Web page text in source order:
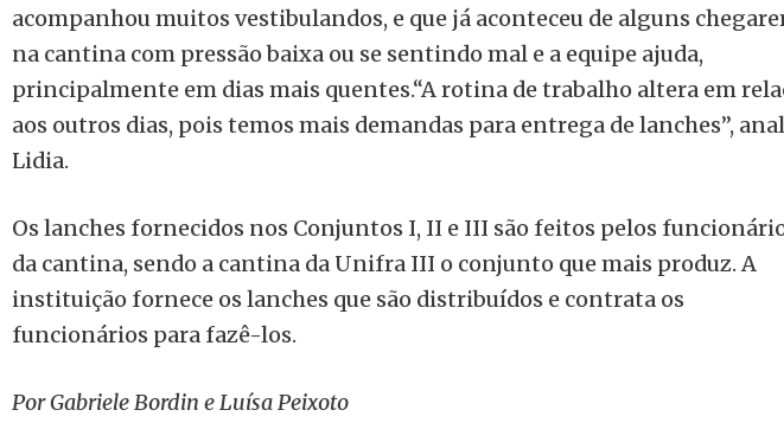
acompanhou muitos vestibulandos, e que já aconteceu de alguns
na cantina com pressão baixa ou se sentindo mal e a equipe ajuda,
principalmente em dias mais quentes.“A rotina de trabalho altera em
aos outros dias, pois temos mais demandas para entrega de lanches”,
Lidia.
Os lanches fornecidos nos Conjuntos I, II e III são feitos pelos
da cantina, sendo a cantina da Unifra III o conjunto que mais produz. A
instituição fornece os lanches que são distribuídos e contrata os
funcionários para fazê-los.
Por Gabriele Bordin e Luísa Peixoto